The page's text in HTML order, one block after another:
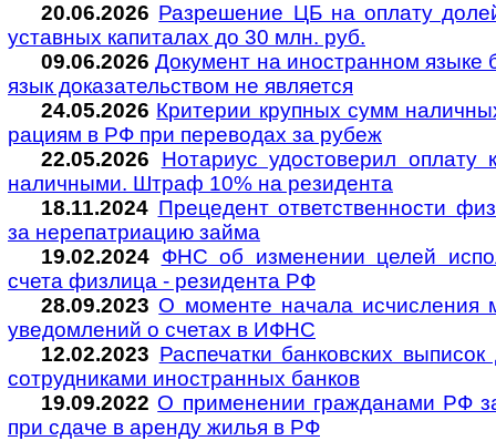
20.06.2026 Разрешение ЦБ на оплату
уставных капи­та­лах до 30 млн. руб.
09.06.2026 Документ на иностранном языке
язык дока­за­тель­ст­вом не явля­ется
24.05.2026 Критерии крупных сумм
ра­циям в РФ при пере­во­дах за рубеж
22.05.2026
Нотариус удостоверил оплату
налич­ными. Штраф 10% на рези­дента
18.11.2024 Прецедент от­вет­ст­вен­но­сти
за нере­пат­ри­а­цию зай­ма
19.02.2024 ФНС об изменении целей
счета физ­лица - рези­дента РФ
28.09.2023 О моменте начала исчисления
уве­до­м­ле­ний о счетах в ИФНС
12.02.2023 Рас­пе­ча­тки бан­ков­ских
сотруд­ни­ками ино­ст­ран­ных бан­ков
19.09.2022 О применении граж­да­на­ми РФ
при сда­че в арен­ду жилья в РФ